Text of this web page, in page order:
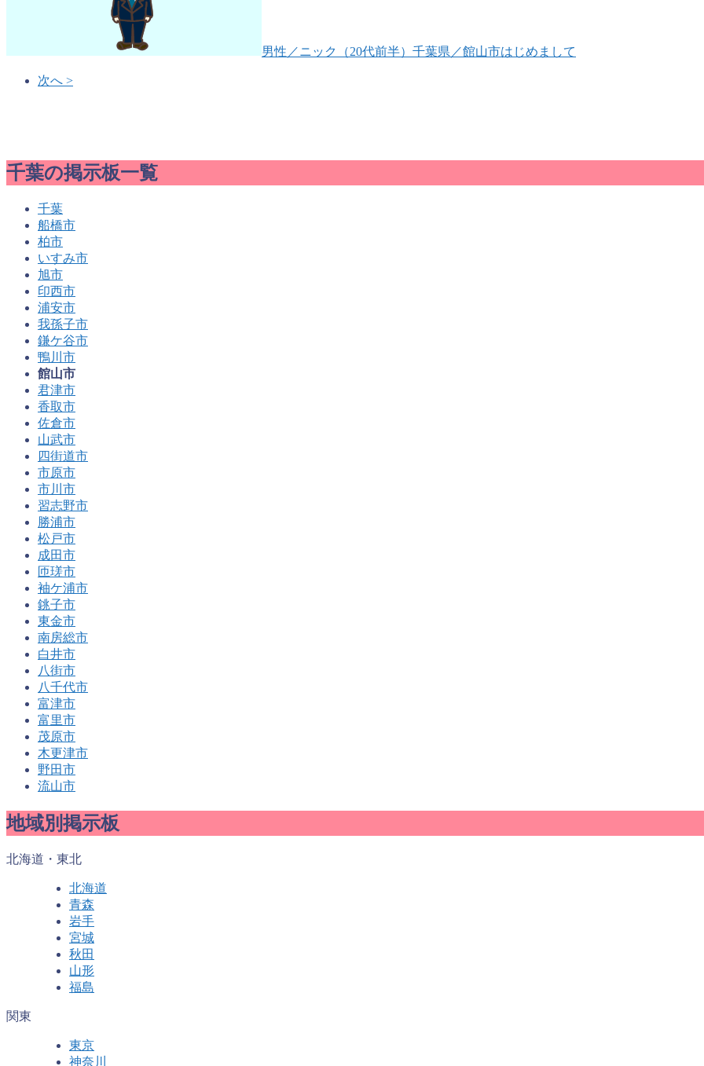
男性 ／ニック（20代前半） 千葉県／館山市はじめまして
次へ >
千葉の掲示板一覧
千葉
船橋市
柏市
いすみ市
旭市
印西市
浦安市
我孫子市
鎌ケ谷市
鴨川市
館山市
君津市
香取市
佐倉市
山武市
四街道市
市原市
市川市
習志野市
勝浦市
松戸市
成田市
匝瑳市
袖ケ浦市
銚子市
東金市
南房総市
白井市
八街市
八千代市
富津市
富里市
茂原市
木更津市
野田市
流山市
地域別掲示板
北海道・東北
北海道
青森
岩手
宮城
秋田
山形
福島
関東
東京
神奈川